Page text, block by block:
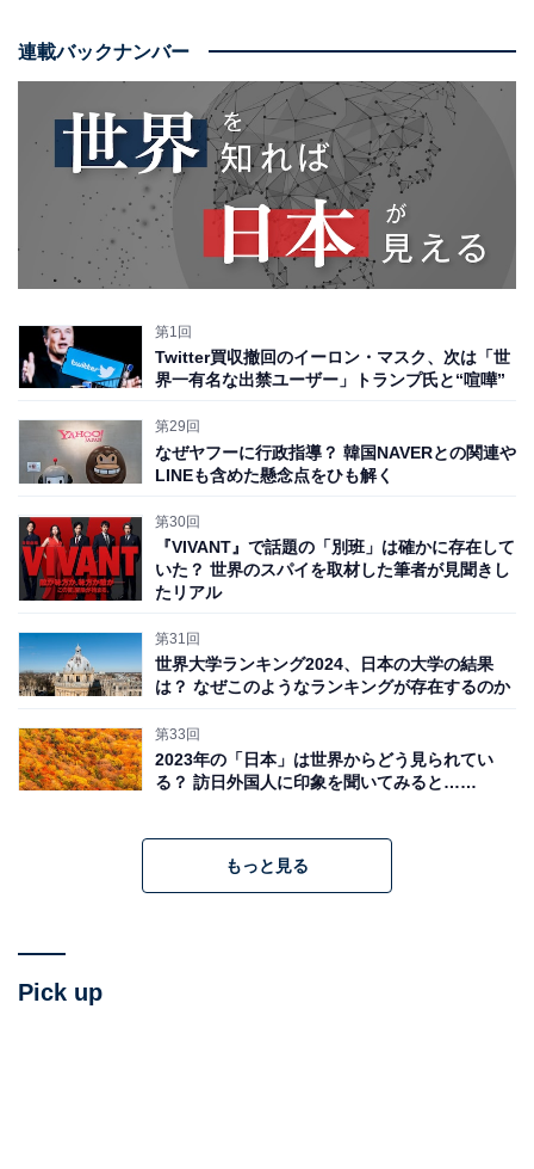
連載バックナンバー
第1回
Twitter買収撤回のイーロン・マスク、次は「世
界一有名な出禁ユーザー」トランプ氏と“喧嘩”
第29回
なぜヤフーに行政指導？ 韓国NAVERとの関連や
LINEも含めた懸念点をひも解く
第30回
『VIVANT』で話題の「別班」は確かに存在して
いた？ 世界のスパイを取材した筆者が見聞きし
たリアル
第31回
世界大学ランキング2024、日本の大学の結果
は？ なぜこのようなランキングが存在するのか
第33回
2023年の「日本」は世界からどう見られてい
る？ 訪日外国人に印象を聞いてみると……
もっと見る
Pick up